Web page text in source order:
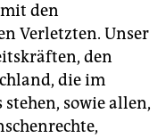
den
Verletzten. Unser
den
die im
sowie allen,